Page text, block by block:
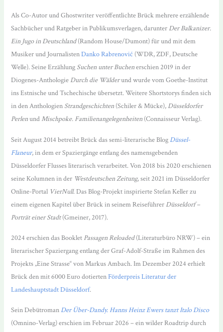
Als Co-Autor und Ghostwriter veröffentlichte Brück mehrere erzählende
Sachbücher und Ratgeber in Publikumsverlagen, darunter Der Balkanizer.
Ein Jugo in Deutschland(Random House/Dumont) für und mit dem
Musiker und JournalistenDanko Rabrenović (WDR, ZDF, Deutsche
Welle). Seine Erzählung Suchen unter Buchenerschien 2019 in der
Diogenes-Anthologie Durch die Wälderund wurde vom Goethe-Institut
ins Estnische und Tschechische übersetzt. Weitere Shortstorys finden sich
in den Anthologien Strandgeschichten(Schiler & Mücke), Düsseldorfer
PerlenundMischpoke. Familienangelegenheiten(Connaisseur Verlag).
Seit August 2014 betreibt Brück das semi-literarische BlogDüssel-
Flaneur, in dem er Spaziergänge entlang des namensgebenden
Düsseldorfer Flusses literarisch verarbeitet. Von 2018 bis 2020 erschienen
seine Kolumnen in der Westdeutschen Zeitung, seit 2021 im Düsseldorfer
Online-Portal VierNull. Das Blog-Projekt inspirierte Stefan Keller zu
einem eigenen Kapitel über Brück in seinem Reiseführer Düsseldorf –
Porträt einer Stadt(Gmeiner, 2017).
2024 erschien das Booklet Passagen Reloaded(Literaturbüro NRW) – ein
literarischer Spaziergang entlang der Graf-Adolf-Straße im Rahmen des
Projekts „Eine Strasse“ von Markus Ambach. Im Dezember 2024 erhielt
Brück den mit 6000 Euro dotiertenFörderpreis Literatur der
Landeshauptstadt Düsseldorf.
Sein DebütromanDer Über-Dandy. Hanns Heinz Ewers tanzt Italo Disco
(Omnino-Verlag) erschien im Februar 2026 – ein wilder Roadtrip durch